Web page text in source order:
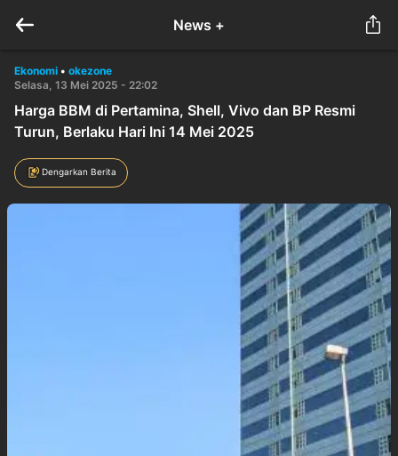
News +
Ekonomi • okezone
Selasa, 13 Mei 2025 - 22:02
Harga BBM di Pertamina, Shell, Vivo dan BP Resmi
Turun, Berlaku Hari Ini 14 Mei 2025
Dengarkan Berita